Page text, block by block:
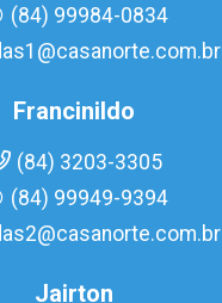
(84) 99984-0834
Francinildo
(84) 3203-3305
(84) 99949-9394
Jairton